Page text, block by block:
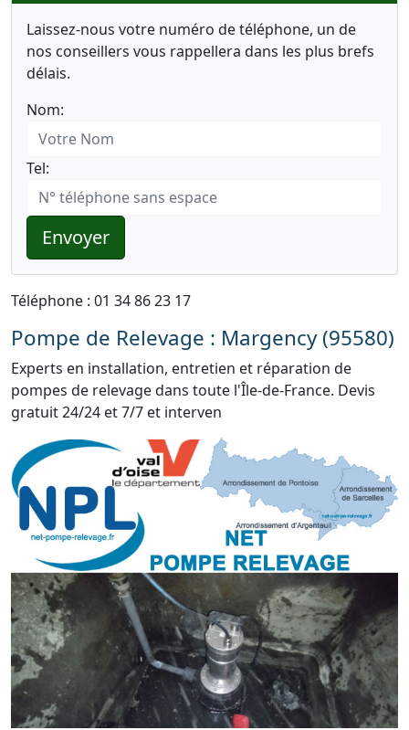
Laissez-nous votre numéro de téléphone, un de
nos conseillers vous rappellera dans les plus brefs
délais.
Nom:
Tel:
Envoyer
Téléphone : 01 34 86 23 17
Pompe de Relevage : Margency (95580)
Experts en installation, entretien et réparation de
pompes de relevage dans toute l'Île-de-France. Devis
gratuit 24/24 et 7/7 et interven